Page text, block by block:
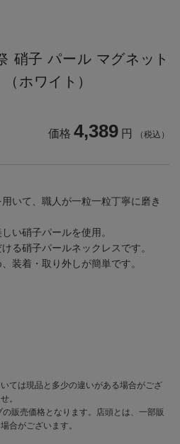
硝子 パール マグネット
ホワイト）
価格 4,389 円 （税込）
いて、職人が一粒一粒丁寧に磨き
い硝子パールを使用。
る硝子パールネックレスです。
装着・取り外しが簡単です。
ては現品と多少の違いがある場合がござ
。
販売価格となります。店頭とは、一部販
合がございます。